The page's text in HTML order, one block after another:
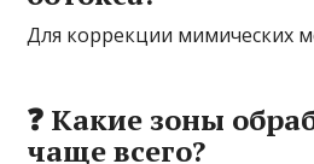
Для коррекции мимических
❓ Какие зоны
чаще всего?